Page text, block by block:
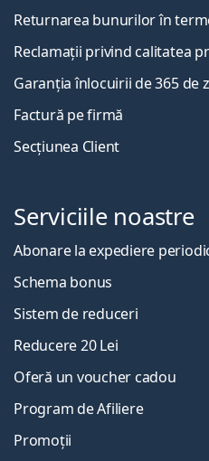
Returnarea bunurilor în
Reclamații privind calitatea
Garanția înlocuirii de 365 de
Factură pe firmă
Secțiunea Client
Serviciile noastre
Abonare la expediere
Schema bonus
Sistem de reduceri
Reducere 20 Lei
Oferă un voucher cadou
Program de Afiliere
Promoții